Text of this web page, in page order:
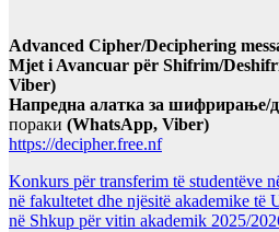
Advanced Cipher/Deciphering
Mjet i Avancuar për Shifrim/
Viber)
Напредна алатка за
пораки (WhatsApp, Viber)
https://decipher.free.nf
Konkurs për transferim të studentëve
në fakultetet dhe njësitë akademike të
në Shkup për vitin akademik 2025/